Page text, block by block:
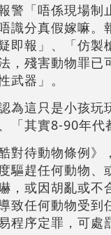
警「唔係現場制
識分真假嫁嘛。
即報」、「仿製
，殘害動物罪已
武器」。
為這只是小孩玩
「其實8-90年代
對待動物條例》
驅趕任何動物、
，或因胡亂或不
致任何動物受到
程序定罪，可處